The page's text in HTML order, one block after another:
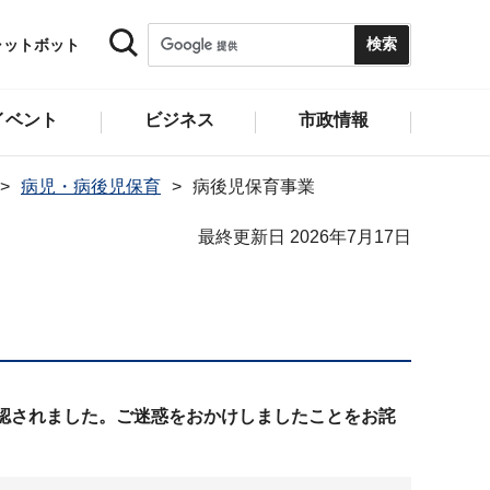
トボット
ント ビジネス 市政情報
病児・病後児保育 病後児保育事業
最終更新日 2026年7月17日
れました。ご迷惑をおかけしましたことをお詫